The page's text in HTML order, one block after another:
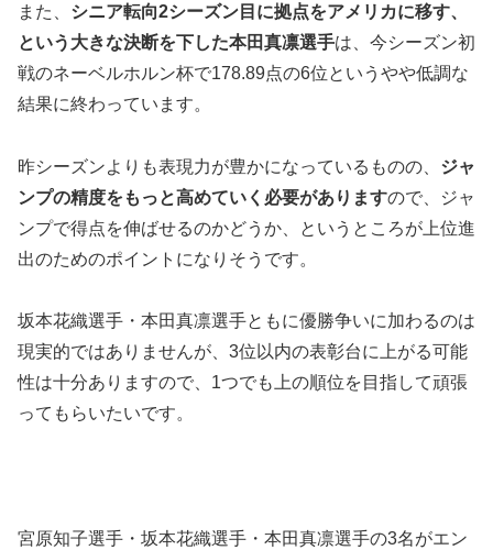
また、 シニア転向2シーズン目に拠点をアメリカに移す、
という大きな決断を下した本田真凛選手は、今シーズン初
戦のネーベルホルン杯で178.89点の6位というやや低調な
結果に終わっています。
昨シーズンよりも表現力が豊かになっているものの、 ジャ
ンプの精度をもっと高めていく必要がありますので、ジャ
ンプで得点を伸ばせるのかどうか、というところが上位進
出のためのポイントになりそうです。
坂本花織選手・本田真凛選手ともに優勝争いに加わるのは
現実的ではありませんが、3位以内の表彰台に上がる可能
性は十分ありますので、1つでも上の順位を目指して頑張
ってもらいたいです。
宮原知子選手・坂本花織選手・本田真凛選手の3名がエン